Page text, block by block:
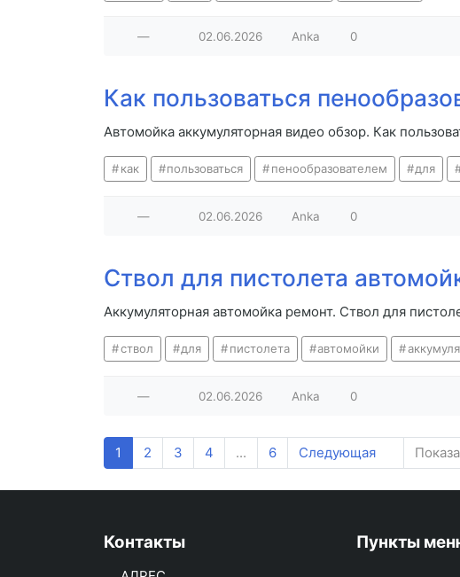
— 02.06.2026 Anka 0
Как пользоваться
Автомойка аккумуляторная видео обзор. Как
как пользоваться пенообразователем для
— 02.06.2026 Anka 0
Ствол для пистолета
Аккумуляторная автомойка ремонт. Ствол для
ствол для пистолета автомойки
— 02.06.2026 Anka 0
1 2 3 4 ... 6 Следующая
Контакты Пункты